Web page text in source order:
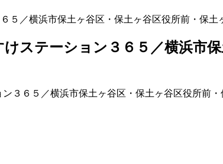
５／横浜市保土ヶ谷区・保土ヶ谷区役所前・保土
ステーション３６５／横浜市